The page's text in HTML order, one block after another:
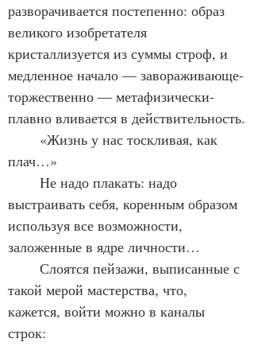
разворачивается постепенно: образ
великого изобретателя
кристаллизуется из суммы строф, и
медленное начало — завораживающе-
торжественно — метафизически-
плавно вливается в действительность.
плач…»
выстраивать себя, коренным образом
используя все возможности,
заложенные в ядре личности…
такой мерой мастерства, что,
кажется, войти можно в каналы
строк: